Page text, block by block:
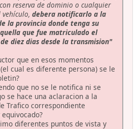
reserva de dominio o cualquier
debera notificarlo a la
la provincia donde tenga su
que fue matriculado el
diez dias desde la transmision"
que en esos momentos
cual es diferente persona) se le
que no se le notifica ni se
se hace una aclaracion a la
Trafico correspondiente
diferentes puntos de vista y